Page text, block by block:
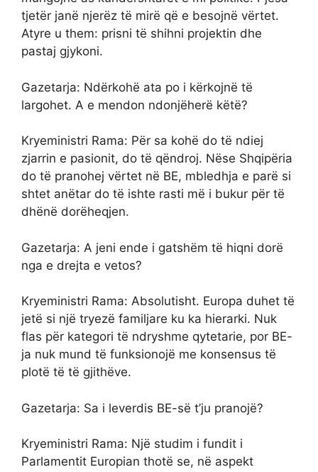
tjetër janë njerëz të mirë që e besojnë vërtet.
Atyre u them: prisni të shihni projektin dhe
pastaj gjykoni.
Gazetarja: Ndërkohë ata po i kërkojnë të
largohet. A e mendon ndonjëherë këtë?
Kryeministri Rama: Për sa kohë do të ndiej
zjarrin e pasionit, do të qëndroj. Nëse Shqipëria
do të pranohej vërtet në BE, mbledhja e parë si
shtet anëtar do të ishte rasti më i bukur për të
dhënë dorëheqjen.
Gazetarja: A jeni ende i gatshëm të hiqni dorë
nga e drejta e vetos?
Kryeministri Rama: Absolutisht. Europa duhet të
jetë si një tryezë familjare ku ka hierarki. Nuk
flas për kategori të ndryshme qytetarie, por BE-
ja nuk mund të funksionojë me konsensus të
plotë të të gjithëve.
Gazetarja: Sa i leverdis BE-së t’ju pranojë?
Kryeministri Rama: Një studim i fundit i
Parlamentit Europian thotë se, në aspekt